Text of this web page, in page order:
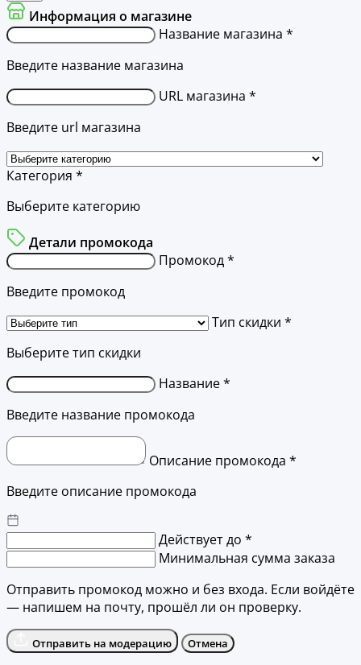
Информация о магазине
Название магазина *
Введите название магазина
URL магазина *
Введите url магазина
Категория *
Выберите категорию
Детали промокода
Промокод *
Введите промокод
Тип скидки *
Выберите тип скидки
Название *
Введите название промокода
Описание промокода *
Введите описание промокода
Действует до *
Минимальная сумма заказа
Отправить промокод можно и без входа. Если войдёте
— напишем на почту, прошёл ли он проверку.
Отправить на модерацию Отмена